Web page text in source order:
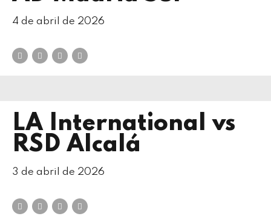
4 de abril de 2026
LA International vs
RSD Alcalá
3 de abril de 2026